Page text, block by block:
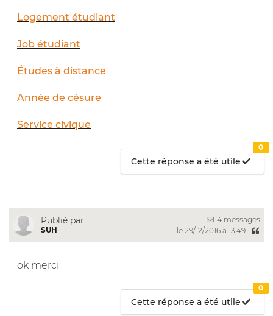
Logement étudiant
Job étudiant
Études à distance
Année de césure
Service civique
Cette réponse a été utile
0
Publié par
SUH
4 messages
le 29/12/2016 à 13:49
ok merci
Cette réponse a été utile
0